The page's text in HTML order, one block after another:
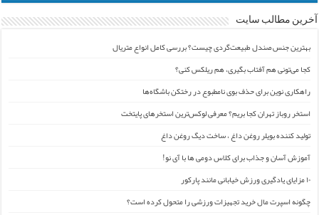
آخرین مطالب سایت
بهترین جنس صندل طبیعت‌گردی چیست؟ بررسی کامل انواع متریال
کجا می‌تونی هم آفتاب بگیری، هم ریلکس کنی؟
راهکاری نوین برای حذف بوی نامطبوع در رختکن باشگاه‌ها
استخر روباز تهران کجا بریم؟ معرفی لوکس‌ترین استخرهای پایتخت
تولید کننده بویلر روغن داغ ، ساخت دیگ روغن داغ
آموزش آسان و جذاب برای کلاس دومی ها با آی نو!
۱۰ مزایای یادگیری ورزش خیابانی مانند پارکور
چگونه اسپرت مال خرید تجهیزات ورزشی را متحول کرده است؟